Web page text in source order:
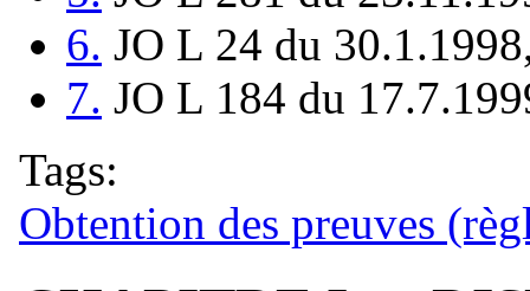
6. JO L 24 du
7. JO L 184 du
Tags:
Obtention des preuves